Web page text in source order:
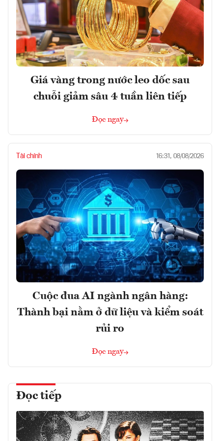
Giá vàng trong nước leo dốc sau
chuỗi giảm sâu 4 tuần liên tiếp
Đọc ngay
Tài chính 16:31, 08/08/2026
Cuộc đua AI ngành ngân hàng:
Thành bại nằm ở dữ liệu và kiểm soát
rủi ro
Đọc ngay
Đọc tiếp